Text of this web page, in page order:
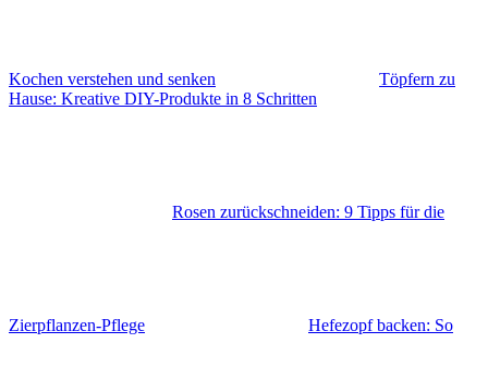
Kochen verstehen und senken
Töpfern zu
Hause: Kreative DIY-Produkte in 8 Schritten
Rosen zurückschneiden: 9 Tipps für die
Zierpflanzen-Pflege Hefezopf backen: So